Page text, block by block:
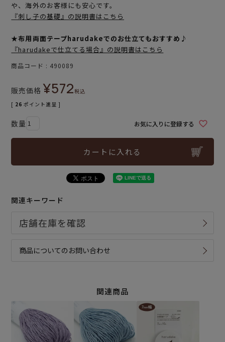
や、海外のお客様にも安心です。
『刺し子の基礎』の説明書はこちら
★布用両面テープharudakeでのお仕立てもおすすめ♪
『harudakeで仕立てる場合』の説明書はこちら
商品コード 490089
販売価格 ¥572税込
[ 26 ポイント進呈 ]
お気に入りに登録する
カートに入れる
関連キーワード
商品についてのお問い合わせ
関連商品